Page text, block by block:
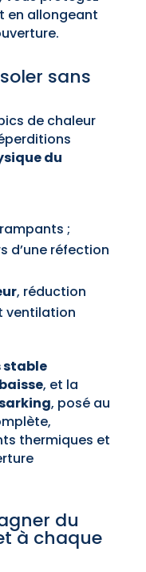
en allongeant
sans
de chaleur
du
;
d’une réfection
, réduction
ventilation
stable
baisse, et la
, posé au
thermiques et
du
à chaque